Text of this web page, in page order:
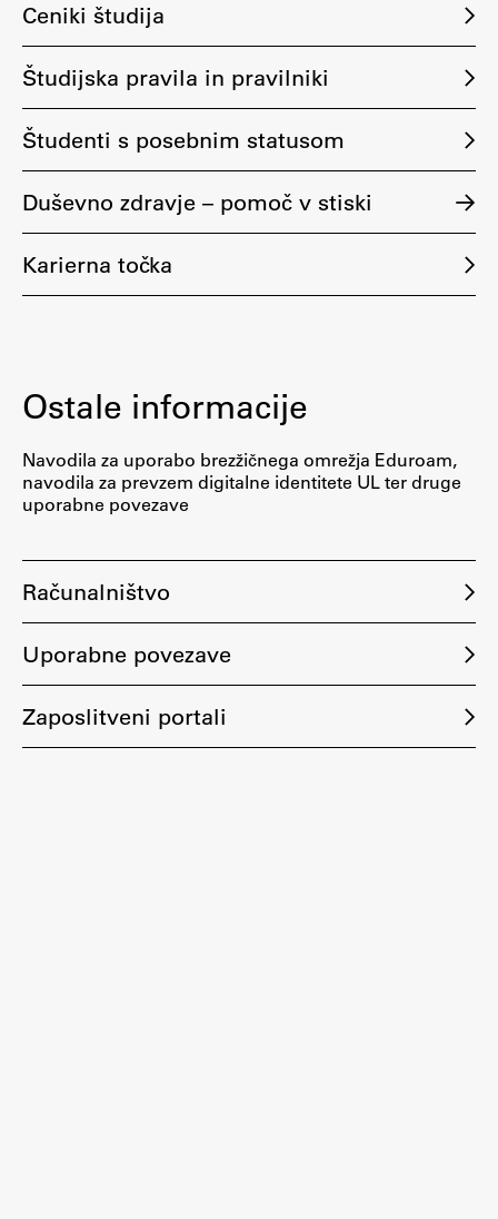
Seminarji
Seminarske teme
Gostujoči profesor
Študentski projekti
Zaključna dela
Založništvo
FA–ZA
Zbirke
AR – Arhitektura, raziskovanje
Ceniki študija
Študijska pravila in pravilniki
Študenti s posebnim statusom
Duševno zdravje – pomoč v stiski
Karierna točka
Ostale informacije
Navodila za uporabo brezžičnega omrežja Eduroam,
navodila za prevzem digitalne identitete UL ter druge
uporabne povezave
Računalništvo
Uporabne povezave
Zaposlitveni portali